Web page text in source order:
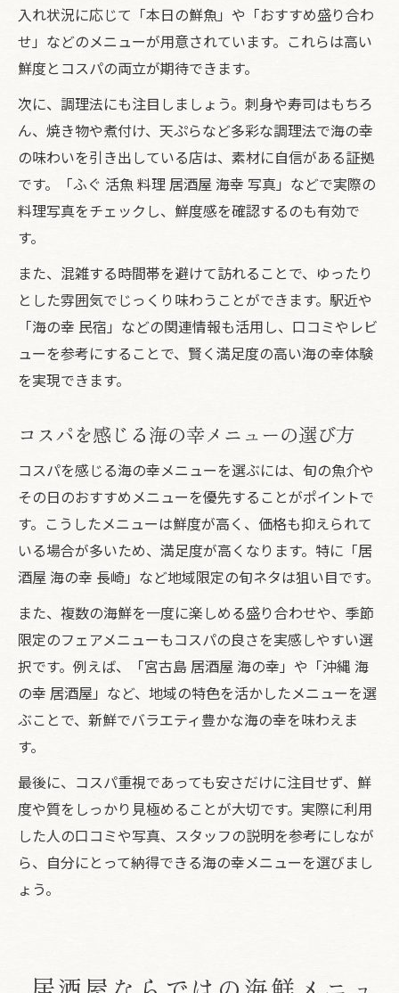
入れ状況に応じて「本日の鮮魚」や「おすすめ盛り合わ
せ」などのメニューが用意されています。これらは高い
鮮度とコスパの両立が期待できます。
次に、調理法にも注目しましょう。刺身や寿司はもちろ
ん、焼き物や煮付け、天ぷらなど多彩な調理法で海の幸
の味わいを引き出している店は、素材に自信がある証拠
です。「ふぐ 活魚 料理 居酒屋 海幸 写真」などで実際の
料理写真をチェックし、鮮度感を確認するのも有効で
す。
また、混雑する時間帯を避けて訪れることで、ゆったり
とした雰囲気でじっくり味わうことができます。駅近や
「海の幸 民宿」などの関連情報も活用し、口コミやレビ
ューを参考にすることで、賢く満足度の高い海の幸体験
を実現できます。
コスパを感じる海の幸メニューの選び方
コスパを感じる海の幸メニューを選ぶには、旬の魚介や
その日のおすすめメニューを優先することがポイントで
す。こうしたメニューは鮮度が高く、価格も抑えられて
いる場合が多いため、満足度が高くなります。特に「居
酒屋 海の幸 長崎」など地域限定の旬ネタは狙い目です。
また、複数の海鮮を一度に楽しめる盛り合わせや、季節
限定のフェアメニューもコスパの良さを実感しやすい選
択です。例えば、「宮古島 居酒屋 海の幸」や「沖縄 海
の幸 居酒屋」など、地域の特色を活かしたメニューを選
ぶことで、新鮮でバラエティ豊かな海の幸を味わえま
す。
最後に、コスパ重視であっても安さだけに注目せず、鮮
度や質をしっかり見極めることが大切です。実際に利用
した人の口コミや写真、スタッフの説明を参考にしなが
ら、自分にとって納得できる海の幸メニューを選びまし
ょう。